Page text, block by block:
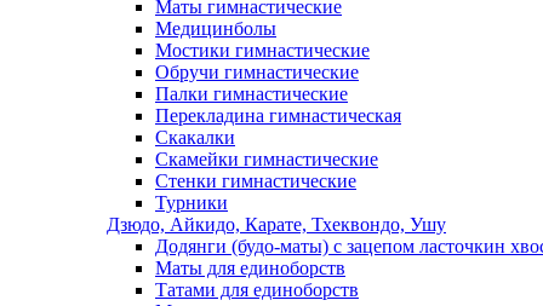
Маты гимнастические
Медицинболы
Мостики гимнастические
Обручи гимнастические
Палки гимнастические
Перекладина гимнастическая
Скакалки
Скамейки гимнастические
Стенки гимнастические
Турники
Дзюдо, Айкидо, Карате, Тхеквондо, Ушу
Додянги (будо-маты) с зацепом ласточкин
Маты для единоборств
Татами для единоборств